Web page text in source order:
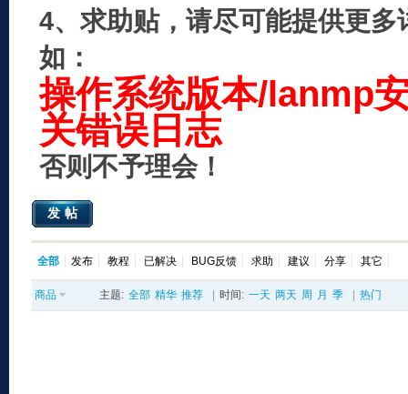
4、求助贴，请尽可能提供更
如：
操作系统版本/lanmp
关错误日志
否则不予理会！
发帖
全部 发布 教程 已解决 BUG反馈 求助 建议 分享 其它
商品 主题: 全部 精华 推荐 时间: 一天 两天 周 月 季 热门